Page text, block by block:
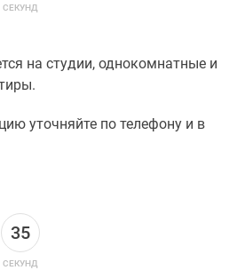
СЕКУНД
на студии, однокомнатные и
уточняйте по телефону и в
34
СЕКУНД